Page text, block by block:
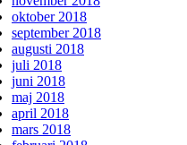
oktober 2018
september 2018
augusti 2018
juli 2018
juni 2018
maj 2018
april 2018
mars 2018